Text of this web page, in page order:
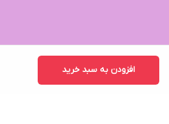
افزودن به سبد خرید